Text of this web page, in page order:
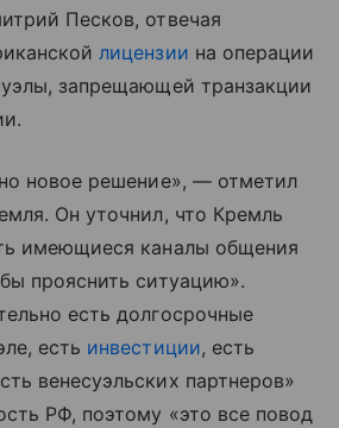
Песков, отвечая
лицензии на операции
запрещающей транзакции
новое решение», — отметил
Он уточнил, что Кремль
имеющиеся каналы общения
прояснить ситуацию».
есть долгосрочные
есть инвестиции, есть
венесуэльских партнеров»
РФ, поэтому «это все повод